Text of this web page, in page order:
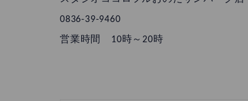
0836-39-9460
営業時間 10時～20時